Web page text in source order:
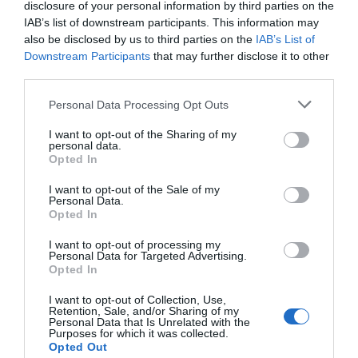
disclosure of your personal information by third parties on the
IAB’s list of downstream participants. This information may
also be disclosed by us to third parties on the IAB’s List of
Downstream Participants that may further disclose it to other
Personal Data Processing Opt Outs
I want to opt-out of the Sharing of my
personal data.
Opted In
I want to opt-out of the Sale of my
Personal Data.
Opted In
I want to opt-out of processing my
Personal Data for Targeted Advertising.
Opted In
I want to opt-out of Collection, Use,
Retention, Sale, and/or Sharing of my
Personal Data that Is Unrelated with the
Purposes for which it was collected.
Opted Out
educatius, manté les protestes als centres escolars de
tota la Comunitat Valenciana. Els representants dels
docents reclamen una
reducció de les ràtios a les
disminució de la càrrega burocràtica que assumeix el
professorat. També exigeixen un increment dels
recursos destinats a l’atenció de l’alumnat amb
necessitats específiques i una millora de les
Per la seua part, representats del Stepv, CCOO i
UPV, han confirmat, davant de la Conselleria